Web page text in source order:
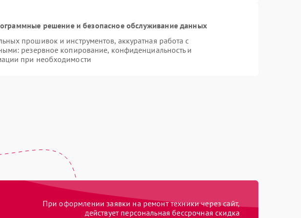
решение и безопасное обслуживание данных
прошивок и инструментов, аккуратная работа с
резервное копирование, конфиденциальность и
при необходимости
При оформлении заявки на ремонт техники через сайт,
действует персональная бессрочная скидка